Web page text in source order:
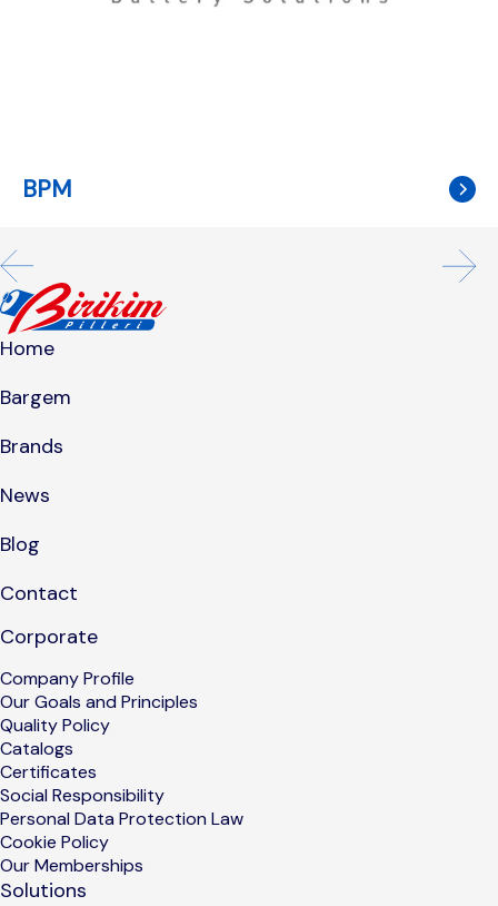
BPM
Home
Bargem
Brands
News
Blog
Contact
Corporate
Company Profile
Our Goals and Principles
Quality Policy
Catalogs
Certificates
Social Responsibility
Personal Data Protection Law
Cookie Policy
Our Memberships
Solutions